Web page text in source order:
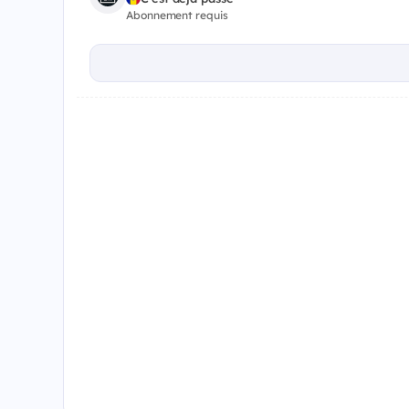
Abonnement requis